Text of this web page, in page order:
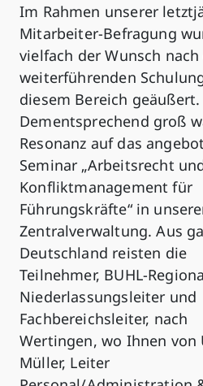
Im Rahmen unserer
Mitarbeiter-Befragung
vielfach der Wunsch
weiterführenden
diesem Bereich geäußert.
Dementsprechend groß
Resonanz auf das
Seminar „Arbeitsrecht
Konfliktmanagement für
Führungskräfte“ in
Zentralverwaltung. Aus
Deutschland reisten die
Teilnehmer, BUHL-
Niederlassungsleiter und
Fachbereichsleiter, nach
Wertingen, wo Ihnen von
Müller, Leiter